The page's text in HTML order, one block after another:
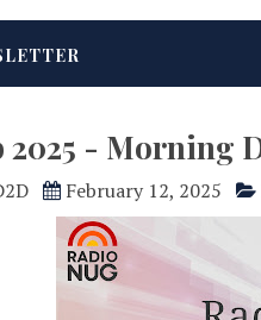
2025 - Morning
February 12, 2025